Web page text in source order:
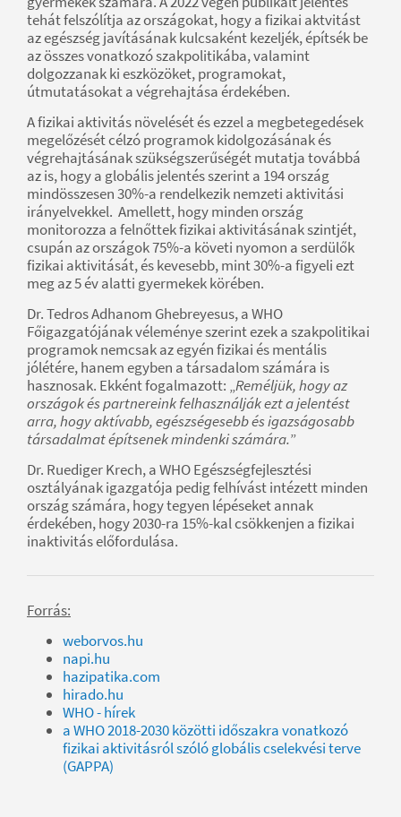
tehát felszólítja az országokat, hogy a fizikai aktvitást
az egészség javításának kulcsaként kezeljék, építsék be
az összes vonatkozó szakpolitikába, valamint
dolgozzanak ki eszközöket, programokat,
útmutatásokat a végrehajtása érdekében.
A fizikai aktivitás növelését és ezzel a megbetegedések
megelőzését célzó programok kidolgozásának és
végrehajtásának szükségszerűségét mutatja továbbá
az is, hogy a globális jelentés szerint a 194 ország
mindösszesen 30%-a rendelkezik nemzeti aktivitási
irányelvekkel. Amellett, hogy minden ország
monitorozza a felnőttek fizikai aktivitásának szintjét,
csupán az országok 75%-a követi nyomon a serdülők
fizikai aktivitását, és kevesebb, mint 30%-a figyeli ezt
meg az 5 év alatti gyermekek körében.
Dr. Tedros Adhanom Ghebreyesus, a WHO
Főigazgatójának véleménye szerint ezek a szakpolitikai
programok nemcsak az egyén fizikai és mentális
jólétére, hanem egyben a társadalom számára is
hasznosak. Ekként fogalmazott: „Reméljük, hogy az
országok és partnereink felhasználják ezt a jelentést
arra, hogy aktívabb, egészségesebb és igazságosabb
társadalmat építsenek mindenki számára.”
Dr. Ruediger Krech, a WHO Egészségfejlesztési
osztályának igazgatója pedig felhívást intézett minden
ország számára, hogy tegyen lépéseket annak
érdekében, hogy 2030-ra 15%-kal csökkenjen a fizikai
inaktivitás előfordulása.
Forrás:
weborvos.hu
napi.hu
hazipatika.com
hirado.hu
WHO - hírek
a WHO 2018-2030 közötti időszakra vonatkozó
fizikai aktivitásról szóló globális cselekvési terve
(GAPPA)